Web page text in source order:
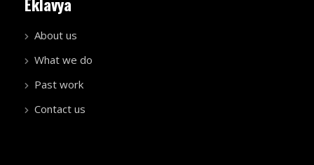
About us
What we do
Past work
Contact us